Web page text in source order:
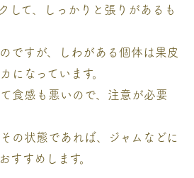
して、しっかりと張りがあるも
ですが、しわがある個体は果皮
になっています。
食感も悪いので、注意が必要
の状態であれば、ジャムなどに
すすめします。